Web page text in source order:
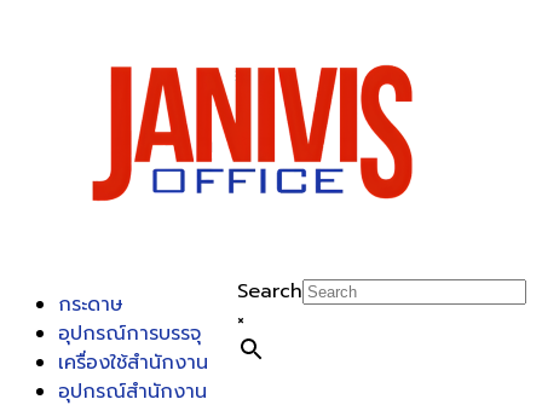
Search
×
กระดาษ
อุปกรณ์การบรรจุ
เครื่องใช้สำนักงาน
อุปกรณ์สำนักงาน